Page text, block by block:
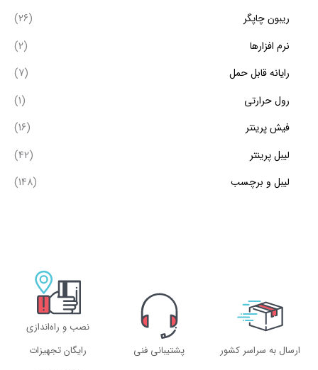
ریبون چاپگر
(26)
نرم افزارها
(2)
رایانه قابل حمل
(7)
رول حرارتی
(1)
فیش پرینتر
(16)
لیبل پرینتر
(42)
لیبل و برچسب
(148)
ارسال به سراسر کشور پشتیبانی فنی
نصب و راه‌اندازی
رایگان تجهیزات